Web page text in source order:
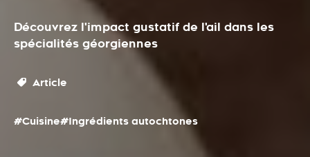
Découvrez l'impact gustatif de l'ail dans les
spécialités géorgiennes
Article
#Cuisine#Ingrédients autochtones